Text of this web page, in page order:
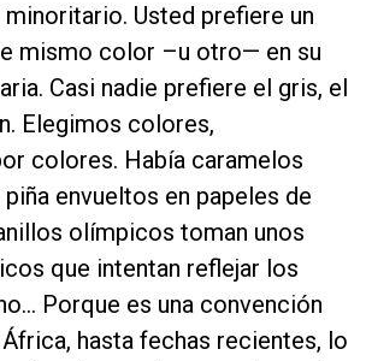
Usted prefiere un
mismo color –u otro— en su
Casi nadie prefiere el gris, el
Elegimos colores,
colores. Había caramelos
envueltos en papeles de
olímpicos toman unos
que intentan reflejar los
Porque es una convención
hasta fechas recientes, lo